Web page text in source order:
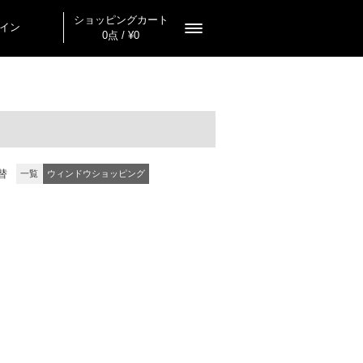
ン
ショッピングカート
0点 / ¥0
一覧 ウィンドウショッピング